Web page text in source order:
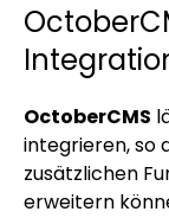
OctoberCMS
integrieren, so
zusätzlichen
erweitern